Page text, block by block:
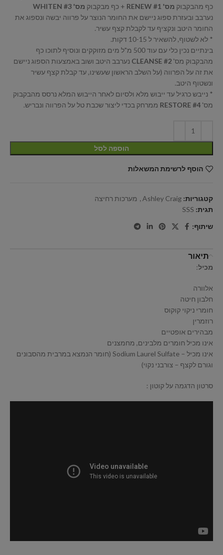
כף מהבקבוק מס' #1 RENEW + כף מבקבוק מס' #3 WHITEN
נערבב ובעזרת ספוג ניישם את החומר הנוצר על פרווה יבשה ונספוג את
החומר היטב ונקציף עד לקבלת קצף עשיר.
* לא לשטוף, להשאיר ל 10-15 דקות.
בינתיים נכין כלי עם עוד 500 מ"ל מים מזוקקים ונוסיף לתוכו כף
מהבקבוק מס' #2 CLEANSE
נערבב היטב ושוב באמצעות הספוג ניישם
את זה על הפרווה (על השלב הראשון שעשינו, עד קבלת קצף עשיר
ונשטוף היטב.
* נייבש כרגיל עד ייבוש מלא ולסיום לאחר הייבוש המלא נרסס מהבקבוק
מס' #4 RESTORE ממרחק בכדי ליצור שכבת טל על הפרווה ונבריש.
הוספה לסל
הוסף לרשימת המשאלות
קטגוריות: Ashley Craig
, מערכות רחיצה
תגית: SSS
שיתוף:
תיאור
מכיל:
אלוורה
חלבון חיטה
חומרי ניקוי קוקוס
רוזמרין
מבהירים אופטיים
אינו מכיל חומרים מלבינים, מחמצנים
אינו מכיל – Sodium Laurel Sulfate (חומר הנמצא במרבית מהסבונים
וגורם לקצף – צורבני נקוי)
סרטון הדגמה על קוטון :